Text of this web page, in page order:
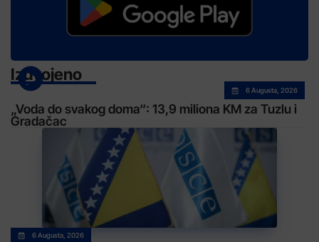
Izdvojeno
6 Augusta, 2026
„Voda do svakog doma“: 13,9 miliona KM za Tuzlu i
Gradačac
6 Augusta, 2026